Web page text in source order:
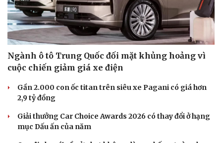
Ngành ô tô Trung Quốc đối mặt khủng hoảng vì
cuộc chiến giảm giá xe điện
Gần 2.000 con ốc titan trên siêu xe Pagani có giá hơn
2,9 tỷ đồng
Giải thưởng Car Choice Awards 2026 có thay đổi ở hạng
mục Dấu ấn của năm